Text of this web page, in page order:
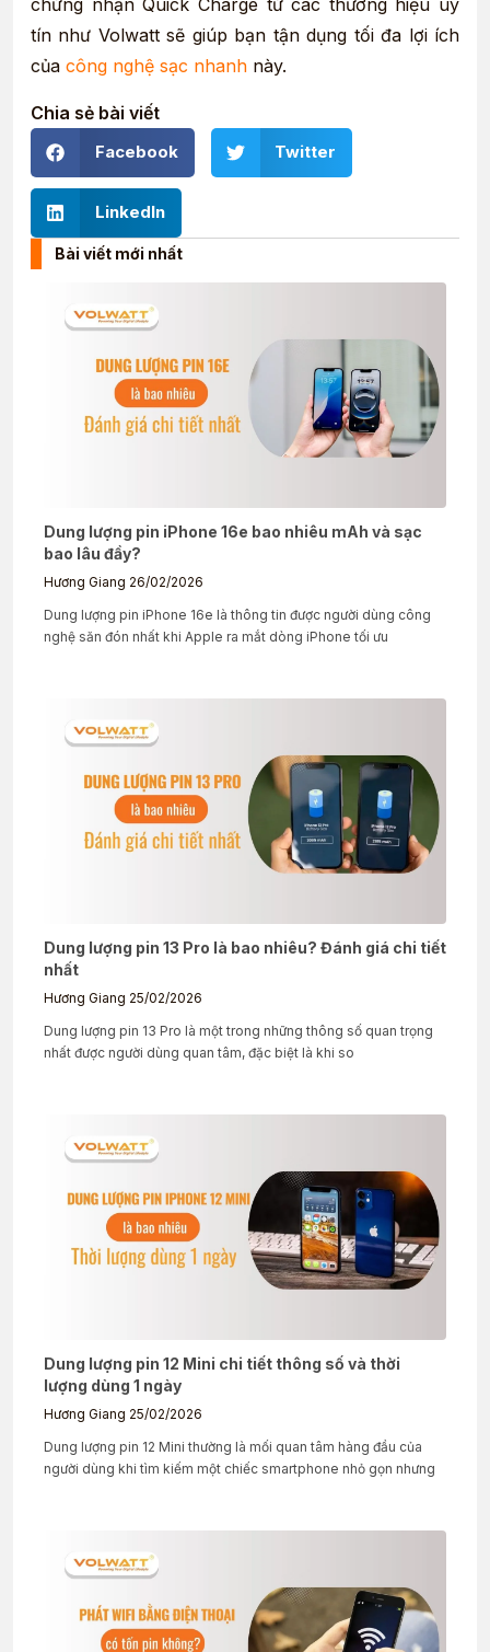
chứng nhận Quick Charge từ các thương hiệu uy
tín như Volwatt sẽ giúp bạn tận dụng tối đa lợi ích
của công nghệ sạc nhanh này.
Chia sẻ bài viết
Facebook Twitter
LinkedIn
Bài viết mới nhất
Dung lượng pin iPhone 16e bao nhiêu mAh và sạc
bao lâu đầy?
Hương Giang 26/02/2026
Dung lượng pin iPhone 16e là thông tin được người dùng công
nghệ săn đón nhất khi Apple ra mắt dòng iPhone tối ưu
Dung lượng pin 13 Pro là bao nhiêu? Đánh giá chi tiết
nhất
Hương Giang 25/02/2026
Dung lượng pin 13 Pro là một trong những thông số quan trọng
nhất được người dùng quan tâm, đặc biệt là khi so
Dung lượng pin 12 Mini chi tiết thông số và thời
lượng dùng 1 ngày
Hương Giang 25/02/2026
Dung lượng pin 12 Mini thường là mối quan tâm hàng đầu của
người dùng khi tìm kiếm một chiếc smartphone nhỏ gọn nhưng